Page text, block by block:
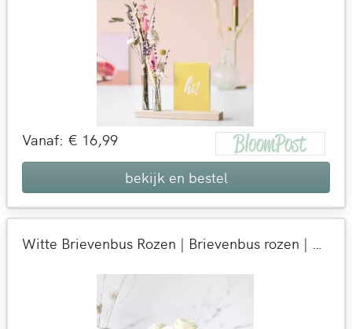
Vanaf: € 16,99
bekijk en bestel